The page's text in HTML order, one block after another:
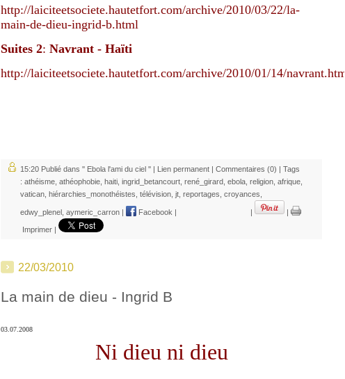
http://laiciteetsociete.hautetfort.com/archive/2010/03/22/la-
main-de-dieu-ingrid-b.html
Suites 2: Navrant - Haïti
http://laiciteetsociete.hautetfort.com/archive/2010/01/14/navrant.html
15:20 Publié dans '' Ebola l'ami du ciel '' | Lien permanent | Commentaires (0) | Tags
: athéisme athéophobie haiti ingrid_betancourt rené_girard ebola religion afrique
vatican hiérarchies_monothéistes télévision jt reportages croyances
edwy_plenel aymeric_carron | Facebook | | |
Imprimer |
22/03/2010
La main de dieu - Ingrid B
03.07.2008
Ni dieu ni dieu